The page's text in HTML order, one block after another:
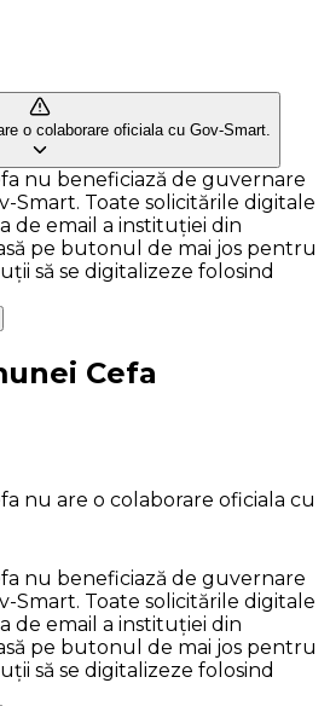
o colaborare oficiala cu Gov-Smart.
nu beneficiază de guvernare
Smart. Toate solicitările digitale
de email a instituției din
pe butonul de mai jos pentru
să se digitalizeze folosind
Cefa
nu are o colaborare oficiala cu
nu beneficiază de guvernare
Smart. Toate solicitările digitale
de email a instituției din
pe butonul de mai jos pentru
să se digitalizeze folosind